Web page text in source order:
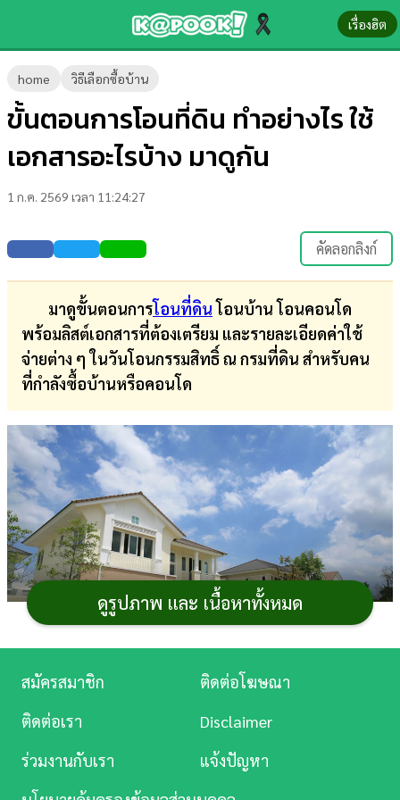
เรื่องฮิต
home วิธีเลือกซื้อบ้าน
ขั้นตอนการโอนที่ดิน ทำอย่างไร ใช้
เอกสารอะไรบ้าง มาดูกัน
1 ก.ค. 2569 เวลา 11:24:27
คัดลอกลิงก์
มาดูขั้นตอนการโอนที่ดินโอนบ้าน โอนคอนโด
พร้อมลิสต์เอกสารที่ต้องเตรียม และรายละเอียดค่าใช้
จ่ายต่าง ๆ ในวันโอนกรรมสิทธิ์ ณ กรมที่ดิน สำหรับคน
ที่กำลังซื้อบ้านหรือคอนโด
ไม่ว่าจะ คอนโดไม่ได้มีแค่ค่าผ่อนบ้าน
โอนที่ดิน หรือ ค่าโอนบ้าน ที่ต้องจ่ายในวันโอนกรรมสิทธิ์ ณ
กรมที่ดิน สำหรับคนที่สงสัยว่ารายละเอียดค่าใช้จ่ายส่วนนี้มี
ดูรูปภาพ และ เนื้อหาทั้งหมด
ข่าว-
ความ
รู้
บันเทิง
ตรวจ
หวย
ผล
บอล
สด
การ
เงิน
การ
ศึกษา
บันเทิง
ดู
Music
สมัครสมาชิก
ติดต่อโฆษณา
ติดต่อเรา
Disclaimer
ร่วมงานกับเรา
แจ้งปัญหา